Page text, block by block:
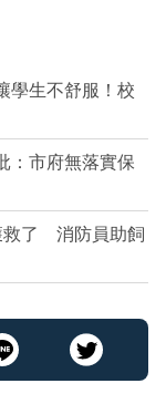
生不舒服！校
市府無落實保
救了 消防員助飼